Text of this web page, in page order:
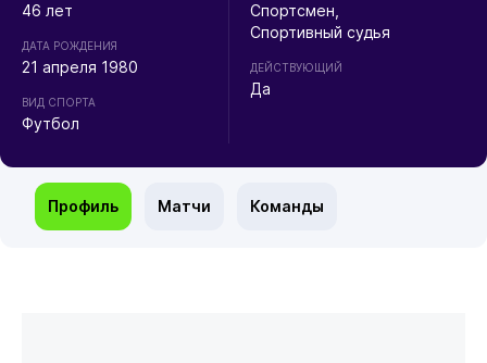
46 лет
ДАТА РОЖДЕНИЯ
21 апреля 1980
ВИД СПОРТА
Футбол
Спортсмен,
Спортивный судья
ДЕЙСТВУЮЩИЙ
Да
Профиль Матчи Команды